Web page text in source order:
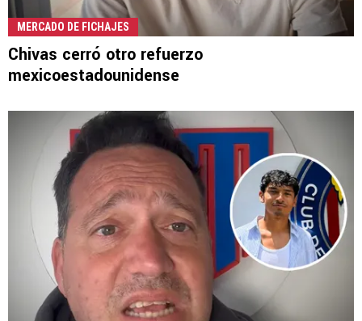
MERCADO DE FICHAJES
Chivas cerró otro refuerzo
mexicoestadounidense